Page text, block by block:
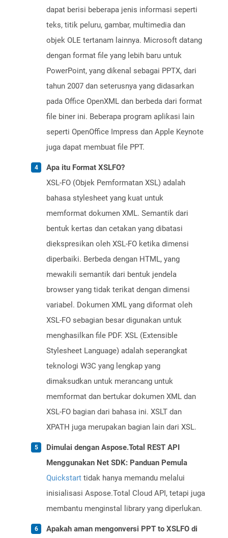
dapat berisi beberapa jenis informasi seperti
teks, titik peluru, gambar, multimedia dan
objek OLE tertanam lainnya. Microsoft datang
dengan format file yang lebih baru untuk
PowerPoint, yang dikenal sebagai PPTX, dari
tahun 2007 dan seterusnya yang didasarkan
pada Office OpenXML dan berbeda dari format
file biner ini. Beberapa program aplikasi lain
seperti OpenOffice Impress dan Apple Keynote
juga dapat membuat file PPT.
Apa itu Format XSLFO?
XSL-FO (Objek Pemformatan XSL) adalah
bahasa stylesheet yang kuat untuk
memformat dokumen XML. Semantik dari
bentuk kertas dan cetakan yang dibatasi
diekspresikan oleh XSL-FO ketika dimensi
diperbaiki. Berbeda dengan HTML, yang
mewakili semantik dari bentuk jendela
browser yang tidak terikat dengan dimensi
variabel. Dokumen XML yang diformat oleh
XSL-FO sebagian besar digunakan untuk
menghasilkan file PDF. XSL (Extensible
Stylesheet Language) adalah seperangkat
teknologi W3C yang lengkap yang
dimaksudkan untuk merancang untuk
memformat dan bertukar dokumen XML dan
XSL-FO bagian dari bahasa ini. XSLT dan
XPATH juga merupakan bagian lain dari XSL.
Dimulai dengan Aspose.Total REST API
Menggunakan Net SDK: Panduan Pemula
Quickstart tidak hanya memandu melalui
inisialisasi Aspose.Total Cloud API, tetapi juga
membantu menginstal library yang diperlukan.
Apakah aman mengonversi PPT to XSLFO di